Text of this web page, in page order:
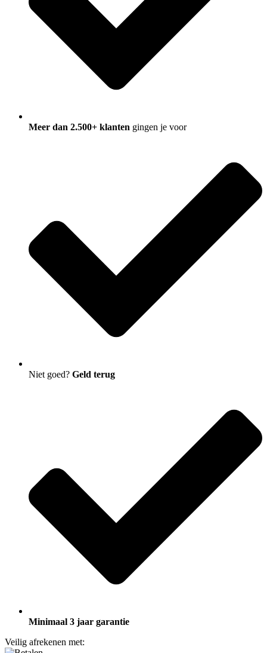
Meer dan 2.500+ klanten gingen je voor
Niet goed? Geld terug
Minimaal 3 jaar garantie
Veilig afrekenen met: